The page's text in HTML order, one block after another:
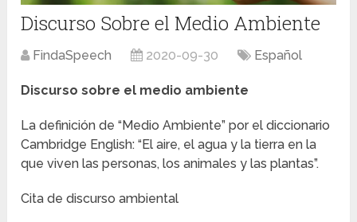
Discurso Sobre el Medio Ambiente
FindaSpeech 2020-09-30 Español
Discurso sobre el medio ambiente
La definición de “Medio Ambiente” por el diccionario
Cambridge English: “El aire, el agua y la tierra en la
que viven las personas, los animales y las plantas”.
Cita de discurso ambiental